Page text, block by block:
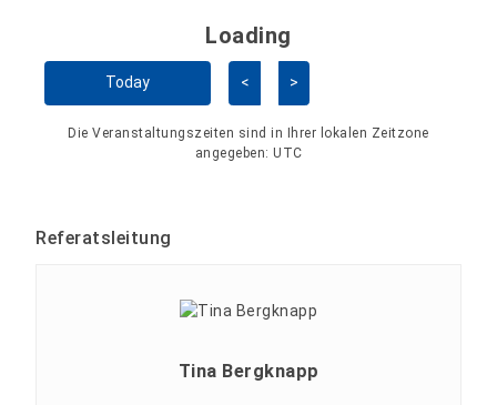
Kalender überspringen
Loading - current view is
Loading
Today < >
Die Veranstaltungszeiten sind in Ihrer lokalen Zeitzone
angegeben: UTC
Referatsleitung
Tina Bergknapp